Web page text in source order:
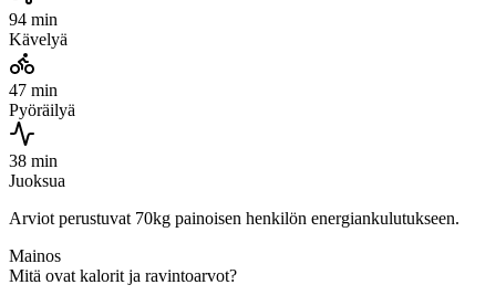
94 min
Kävelyä
47 min
Pyöräilyä
38 min
Juoksua
Arviot perustuvat 70kg painoisen henkilön energiankulutukseen.
Mainos
Mitä ovat kalorit ja ravintoarvot?